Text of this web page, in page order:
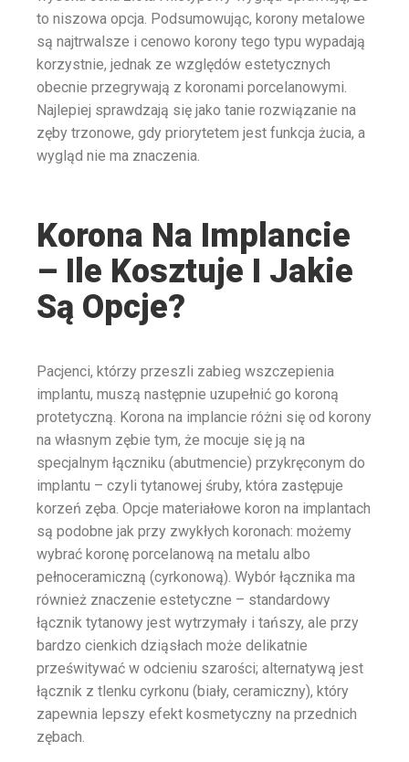
to niszowa opcja. Podsumowując, korony metalowe
są najtrwalsze i cenowo korony tego typu wypadają
korzystnie, jednak ze względów estetycznych
obecnie przegrywają z koronami porcelanowymi.
Najlepiej sprawdzają się jako tanie rozwiązanie na
zęby trzonowe, gdy priorytetem jest funkcja żucia, a
wygląd nie ma znaczenia.
Korona Na Implancie
– Ile Kosztuje I Jakie
Są Opcje?
Pacjenci, którzy przeszli zabieg wszczepienia
implantu, muszą następnie uzupełnić go koroną
protetyczną. Korona na implancie różni się od korony
na własnym zębie tym, że mocuje się ją na
specjalnym łączniku (abutmencie) przykręconym do
implantu – czyli tytanowej śruby, która zastępuje
korzeń zęba. Opcje materiałowe koron na implantach
są podobne jak przy zwykłych koronach: możemy
wybrać koronę porcelanową na metalu albo
pełnoceramiczną (cyrkonową). Wybór łącznika ma
również znaczenie estetyczne – standardowy
łącznik tytanowy jest wytrzymały i tańszy, ale przy
bardzo cienkich dziąsłach może delikatnie
prześwitywać w odcieniu szarości; alternatywą jest
łącznik z tlenku cyrkonu (biały, ceramiczny), który
zapewnia lepszy efekt kosmetyczny na przednich
zębach.